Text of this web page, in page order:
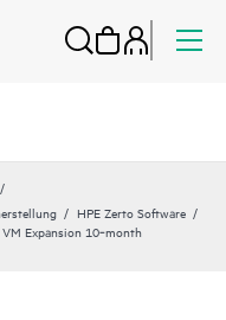
HPE Zerto Software
Expansion 10‑month